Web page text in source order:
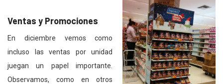
Ventas y Promociones
En diciembre vemos como
incluso las ventas por unidad
juegan un papel importante.
Observamos, como en otros